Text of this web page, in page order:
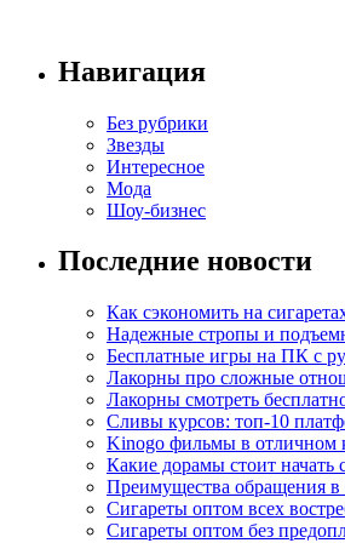
Навигация
Без рубрики
Звезды
Интересное
Мода
Шоу-бизнес
Последние новости
Как сэкономить на
Надежные стропы и
Бесплатные игры на ПК с
Лакорны про сложные
Лакорны смотреть
Сливы курсов: топ-10
Kinogo фильмы в отличном
Какие дорамы стоит начать
Преимущества обращения
Сигареты оптом всех
Сигареты оптом без